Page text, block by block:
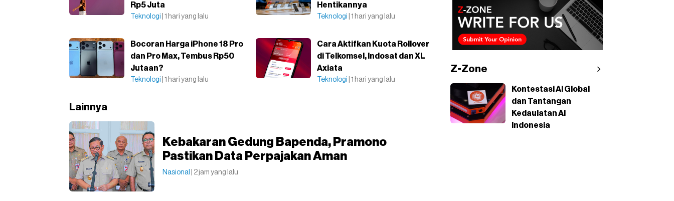
Rp5 Juta
Teknologi | 1 hari yang lalu
Hentikannya
Teknologi | 1 hari yang lalu
Bocoran Harga iPhone 18 Pro
dan Pro Max, Tembus Rp50
Jutaan?
Teknologi | 1 hari yang lalu
Cara Aktifkan Kuota Rollover
di Telkomsel, Indosat dan XL
Axiata
Teknologi | 1 hari yang lalu
Lainnya
Kebakaran Gedung Bapenda, Pramono
Pastikan Data Perpajakan Aman
Nasional | 2 jam yang lalu
Z-Zone
Kontestasi AI Global
dan Tantangan
Kedaulatan AI
Indonesia